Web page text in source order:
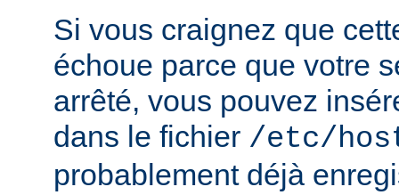
Si vous craignez que
échoue parce que votre
arrêté, vous pouvez
dans le fichier /etc/
probablement déjà